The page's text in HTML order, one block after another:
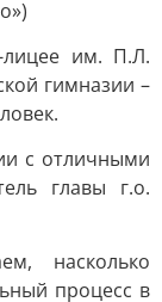
лицее им. П.Л.
гимназии –
с отличными
главы г.о.
насколько
процесс в